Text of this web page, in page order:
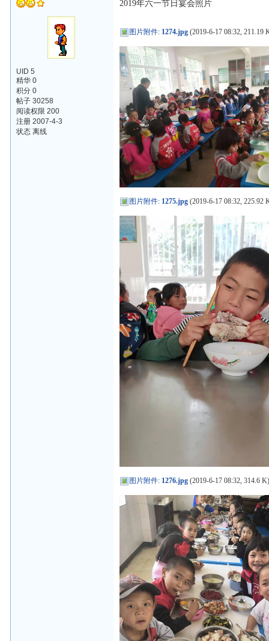
UID 5
精华 0
积分 0
帖子 30258
阅读权限 200
注册 2007-4-3
状态 离线
2019年六一节日宴会照片
图片附件: 1274.jpg (2019-6-17 08:32, 211.19
图片附件: 1275.jpg (2019-6-17 08:32, 225.92
图片附件: 1276.jpg (2019-6-17 08:32, 314.6